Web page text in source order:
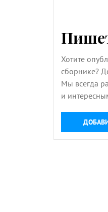
Хотите
сборнике?
Мы всегда
и